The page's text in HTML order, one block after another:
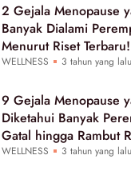
2 Gejala Menopause
Banyak Dialami
Menurut Riset Terbaru!
WELLNESS 3 tahun yang lalu
9 Gejala Menopause
Diketahui Banyak
Gatal hingga Rambut
WELLNESS 3 tahun yang lalu